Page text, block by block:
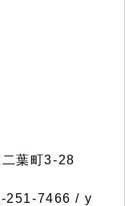
二葉町3-28
251-7466 / y